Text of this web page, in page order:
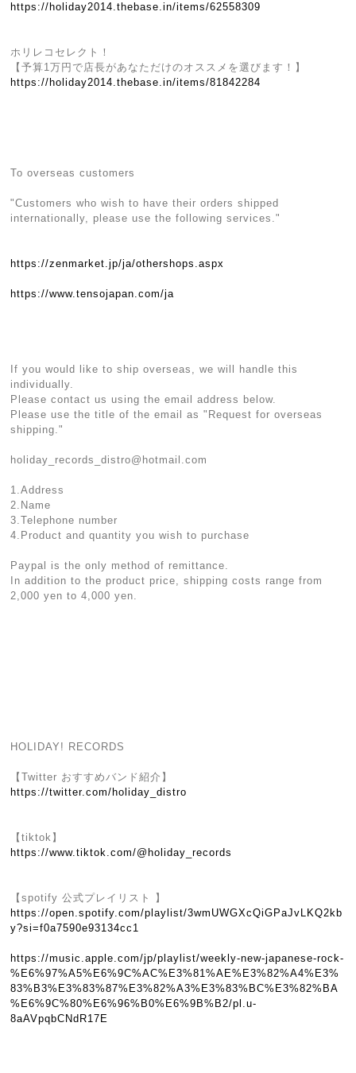
https://holiday2014.thebase.in/items/62558309
ホリレコセレクト！
【予算1万円で店長があなただけのオススメを選びます！】
https://holiday2014.thebase.in/items/81842284
To overseas customers
"Customers who wish to have their orders shipped
internationally, please use the following services."
https://zenmarket.jp/ja/othershops.aspx
https://www.tensojapan.com/ja
If you would like to ship overseas, we will handle this
individually.
Please contact us using the email address below.
Please use the title of the email as "Request for overseas
shipping."
holiday_records_distro@hotmail.com
1.Address
2.Name
3.Telephone number
4.Product and quantity you wish to purchase
Paypal is the only method of remittance.
In addition to the product price, shipping costs range from
2,000 yen to 4,000 yen.
HOLIDAY! RECORDS
【Twitter おすすめバンド紹介】
https://twitter.com/holiday_distro
【tiktok】
https://www.tiktok.com/@holiday_records
【spotify 公式プレイリスト 】
https://open.spotify.com/playlist/3wmUWGXcQiGPaJvLKQ2kb
y?si=f0a7590e93134cc1
https://music.apple.com/jp/playlist/weekly-new-japanese-rock-
%E6%97%A5%E6%9C%AC%E3%81%AE%E3%82%A4%E3%
83%B3%E3%83%87%E3%82%A3%E3%83%BC%E3%82%BA
%E6%9C%80%E6%96%B0%E6%9B%B2/pl.u-
8aAVpqbCNdR17E